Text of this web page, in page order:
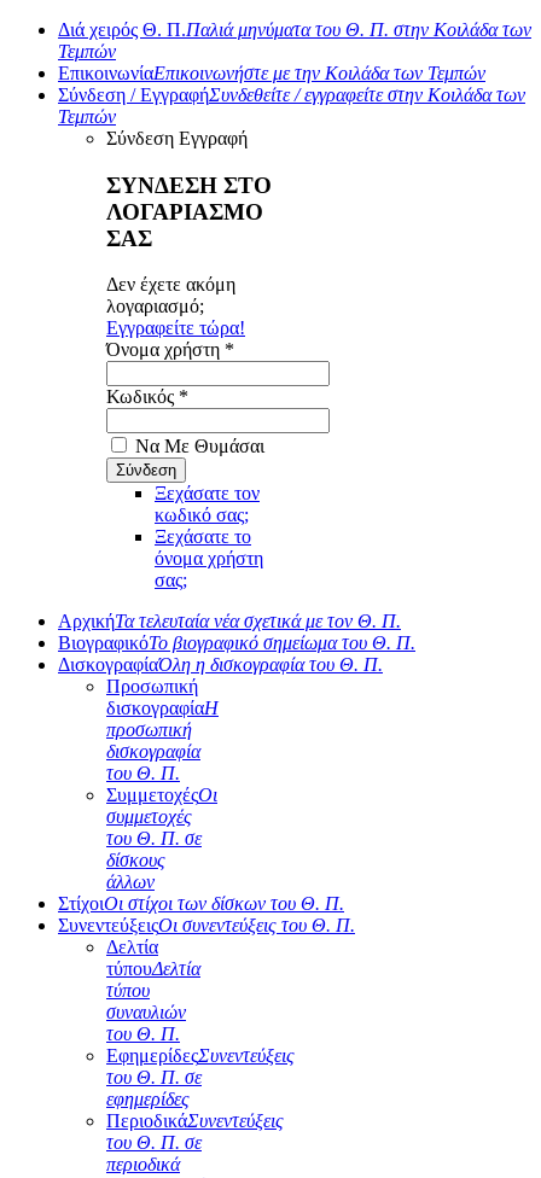
Διά χειρός Θ. Π.Παλιά μηνύματα του Θ. Π. στην Κοιλάδα των
Τεμπών
ΕπικοινωνίαΕπικοινωνήστε με την Κοιλάδα των Τεμπών
Σύνδεση / ΕγγραφήΣυνδεθείτε / εγγραφείτε στην Κοιλάδα των
Τεμπών
Σύνδεση Εγγραφή
ΣΥΝΔΕΣΗ ΣΤΟ
ΛΟΓΑΡΙΑΣΜΟ
ΣΑΣ
Δεν έχετε ακόμη
λογαριασμό;
Εγγραφείτε τώρα!
Όνομα χρήστη *
Κωδικός *
Να Με Θυμάσαι
Ξεχάσατε τον
κωδικό σας;
Ξεχάσατε το
όνομα χρήστη
σας;
ΑρχικήΤα τελευταία νέα σχετικά με τον Θ. Π.
ΒιογραφικόΤο βιογραφικό σημείωμα του Θ. Π.
ΔισκογραφίαΌλη η δισκογραφία του Θ. Π.
Προσωπική
δισκογραφίαΗ
προσωπική
δισκογραφία
του Θ. Π.
ΣυμμετοχέςΟι
συμμετοχές
του Θ. Π. σε
δίσκους
άλλων
ΣτίχοιΟι στίχοι των δίσκων του Θ. Π.
ΣυνεντεύξειςΟι συνεντεύξεις του Θ. Π.
Δελτία
τύπουΔελτία
τύπου
συναυλιών
του Θ. Π.
ΕφημερίδεςΣυνεντεύξεις
του Θ. Π. σε
εφημερίδες
ΠεριοδικάΣυνεντεύξεις
του Θ. Π. σε
περιοδικά